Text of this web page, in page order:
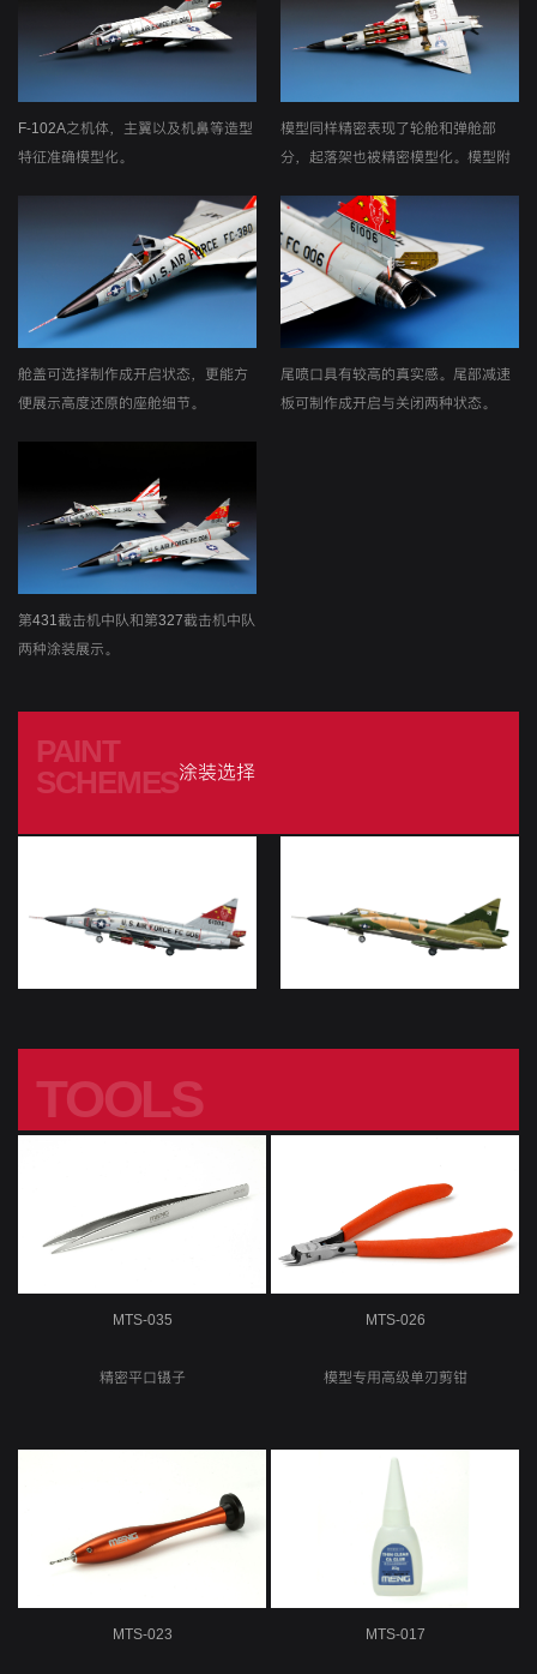
F-102A之机体，主翼以及机鼻等造型
特征准确模型化。
模型同样精密表现了轮舱和弹舱部
分，起落架也被精密模型化。模型附
舱盖可选择制作成开启状态，更能方
便展示高度还原的座舱细节。
尾喷口具有较高的真实感。尾部减速
板可制作成开启与关闭两种状态。
第431截击机中队和第327截击机中队
两种涂装展示。
PAINT
SCHEMES涂装选择
TOOLS
MTS-035
精密平口镊子
MTS-026
模型专用高级单刃剪钳
MTS-023 MTS-017